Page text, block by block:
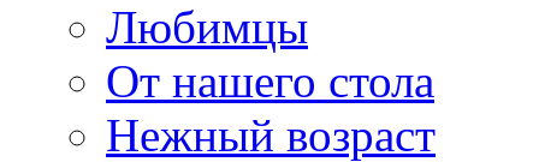
Любимцы
От нашего стола
Нежный возраст